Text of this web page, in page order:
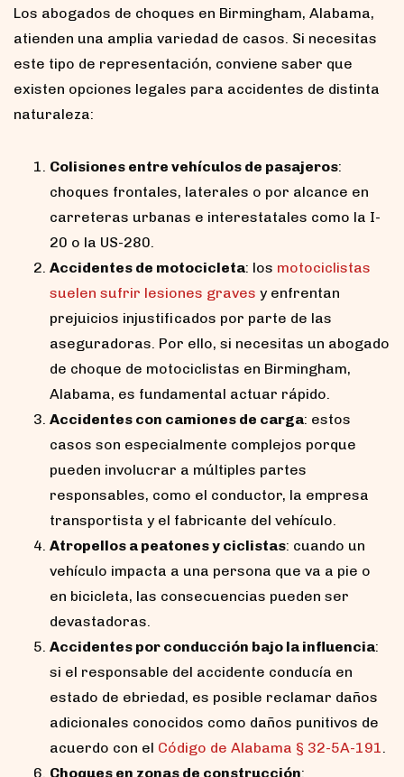
Los abogados de choques en Birmingham, Alabama,
atienden una amplia variedad de casos. Si necesitas
este tipo de representación, conviene saber que
existen opciones legales para accidentes de distinta
naturaleza:
Colisiones entre vehículos de pasajeros:
choques frontales, laterales o por alcance en
carreteras urbanas e interestatales como la I-
20 o la US-280.
Accidentes de motocicleta: los motociclistas
suelen sufrir lesiones graves y enfrentan
prejuicios injustificados por parte de las
aseguradoras. Por ello, si necesitas un abogado
de choque de motociclistas en Birmingham,
Alabama, es fundamental actuar rápido.
Accidentes con camiones de carga: estos
casos son especialmente complejos porque
pueden involucrar a múltiples partes
responsables, como el conductor, la empresa
transportista y el fabricante del vehículo.
Atropellos a peatones y ciclistas: cuando un
vehículo impacta a una persona que va a pie o
en bicicleta, las consecuencias pueden ser
devastadoras.
Accidentes por conducción bajo la influencia:
si el responsable del accidente conducía en
estado de ebriedad, es posible reclamar daños
adicionales conocidos como daños punitivos de
acuerdo con el Código de Alabama § 32-5A-191.
Choques en zonas de construcción: